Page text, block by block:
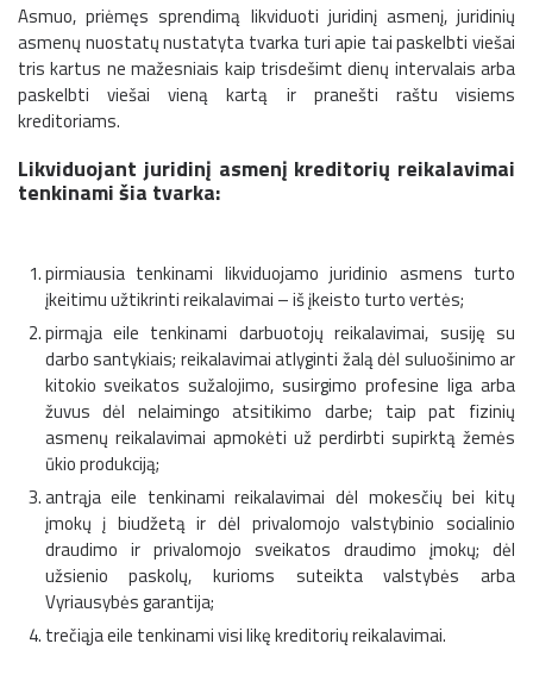
Asmuo, priėmęs sprendimą likviduoti juridinį asmenį, juridinių
asmenų nuostatų nustatyta tvarka turi apie tai paskelbti viešai
tris kartus ne mažesniais kaip trisdešimt dienų intervalais arba
paskelbti viešai vieną kartą ir pranešti raštu visiems
kreditoriams.
Likviduojant juridinį asmenį kreditorių reikalavimai
tenkinami šia tvarka:
pirmiausia tenkinami likviduojamo juridinio asmens turto
įkeitimu užtikrinti reikalavimai – iš įkeisto turto vertės;
pirmąja eile tenkinami darbuotojų reikalavimai, susiję su
darbo santykiais; reikalavimai atlyginti žalą dėl suluošinimo ar
kitokio sveikatos sužalojimo, susirgimo profesine liga arba
žuvus dėl nelaimingo atsitikimo darbe; taip pat fizinių
asmenų reikalavimai apmokėti už perdirbti supirktą žemės
ūkio produkciją;
antrąja eile tenkinami reikalavimai dėl mokesčių bei kitų
įmokų į biudžetą ir dėl privalomojo valstybinio socialinio
draudimo ir privalomojo sveikatos draudimo įmokų; dėl
užsienio paskolų, kurioms suteikta valstybės arba
Vyriausybės garantija;
trečiąja eile tenkinami visi likę kreditorių reikalavimai.